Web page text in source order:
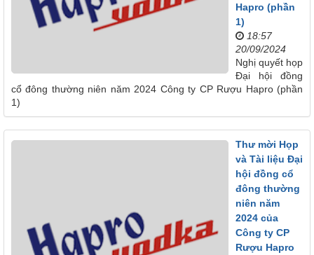
Hapro (phần
1)
18:57
20/09/2024
Nghị quyết họp
Đại hội đồng
cổ đông thường niên năm 2024 Công ty CP Rượu Hapro (phần
1)
Thư mời Họp
và Tài liệu Đại
hội đồng cổ
đông thường
niên năm
2024 của
Công ty CP
Rượu Hapro